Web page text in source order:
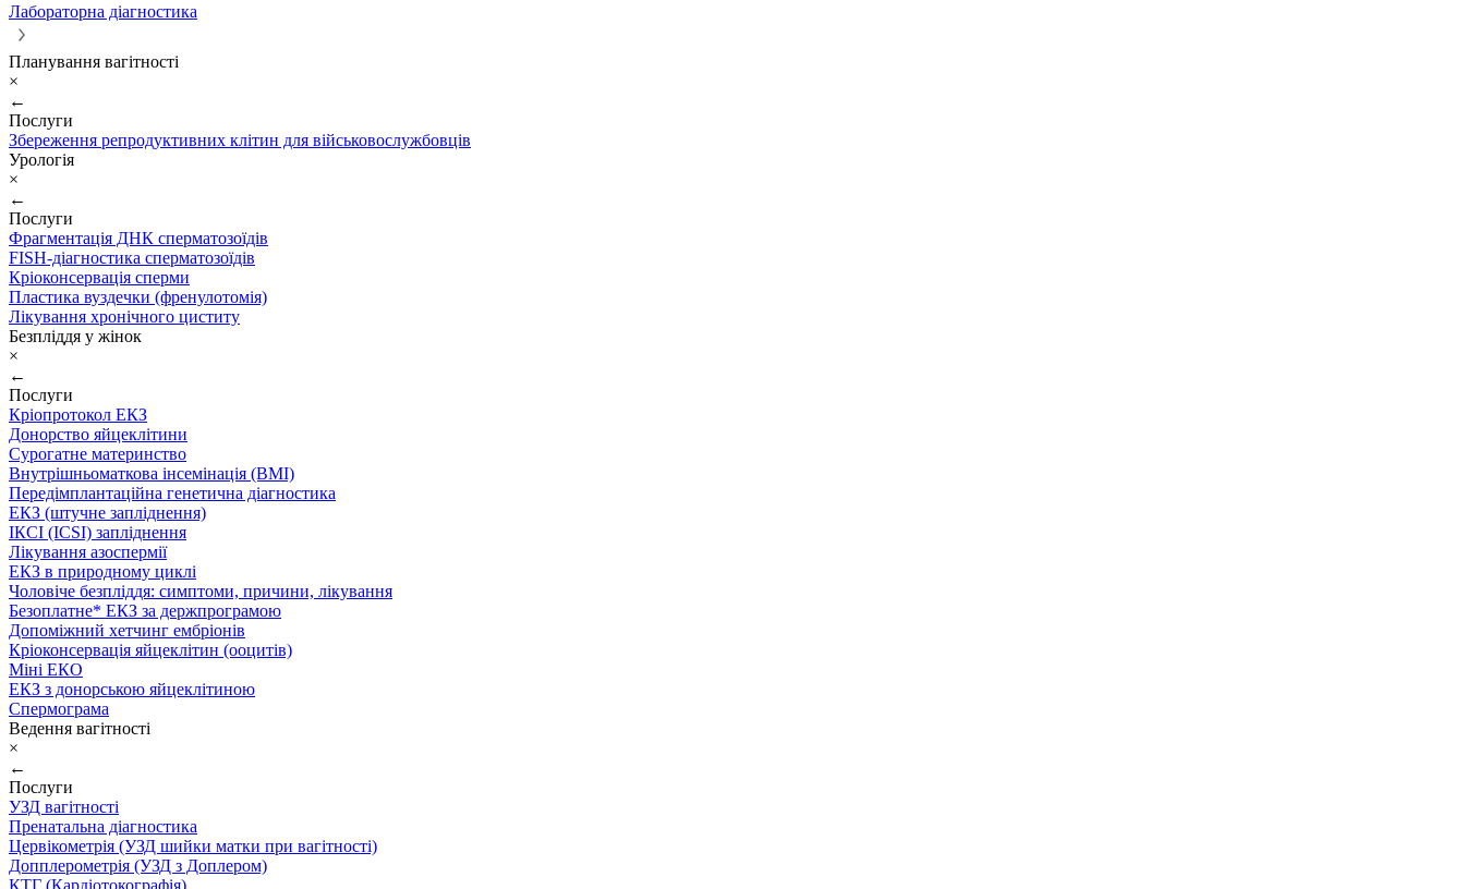
Лабораторна діагностика
Планування вагітності
×
←
Послуги
Збереження репродуктивних клітин для військовослужбовців
Урологія
×
←
Послуги
Фрагментація ДНК сперматозоїдів
FISH-діагностика сперматозоїдів
Кріоконсервація сперми
Пластика вуздечки (френулотомія)
Лікування хронічного циститу
Безпліддя у жінок
×
←
Послуги
Кріопротокол ЕКЗ
Донорство яйцеклітини
Сурогатне материнство
Внутрішньоматкова інсемінація (ВМІ)
Передімплантаційна генетична діагностика
ЕКЗ (штучне запліднення)
ІКСІ (ICSI) запліднення
Лікування азоспермії
ЕКЗ в природному циклі
Чоловіче безпліддя: симптоми, причини, лікування
Безоплатне* ЕКЗ за держпрограмою
Допоміжний хетчинг ембріонів
Кріоконсервація яйцеклітин (ооцитів)
Міні ЕКО
ЕКЗ з донорською яйцеклітиною
Спермограма
Ведення вагітності
×
←
Послуги
УЗД вагітності
Пренатальна діагностика
Цервікометрія (УЗД шийки матки при вагітності)
Допплерометрія (УЗД з Доплером)
КТГ (Кардіотокографія)